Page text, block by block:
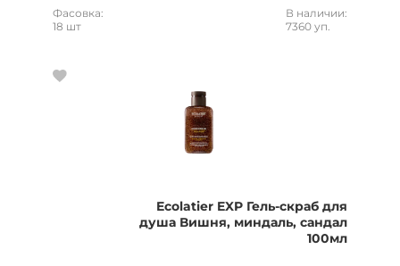
Фасовка:
18 шт
В наличии:
7360 уп.
Ecolatier EXP Гель-скраб для
душа Вишня, миндаль, сандал
100мл